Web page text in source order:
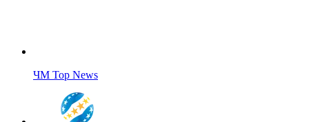
ЧМ Top News